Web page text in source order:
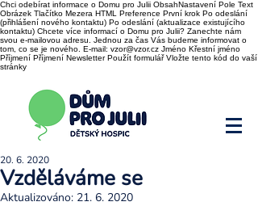
Chci odebírat informace o Domu pro Julii ObsahNastavení Pole Text
Obrázek Tlačítko Mezera HTML Preference První krok Po odeslání
(přihlášení nového kontaktu) Po odeslání (aktualizace existujícího
kontaktu) Chcete více informací o Domu pro Julii? Zanechte nám
svou e-mailovou adresu. Jednou za čas Vás budeme informovat o
tom, co se je nového. E-mail: vzor@vzor.cz Jméno Křestní jméno
Příjmení Příjmení Newsletter Použít formulář Vložte tento kód do vaší
stránky
Vzděláváme se
20. 6. 2020
Aktualizováno: 21. 6. 2020